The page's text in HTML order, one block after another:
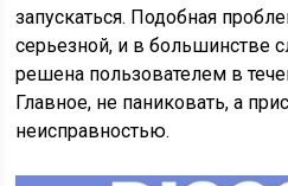
запускаться. Подобная
серьезной, и в большинстве
решена пользователем в
Главное, не паниковать, а
неисправностью.